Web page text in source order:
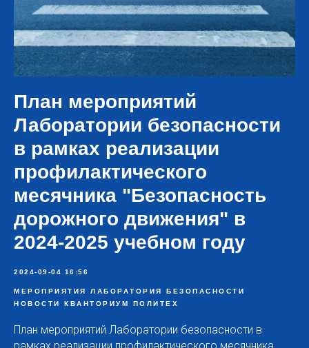
План мероприятий
Лаборатории безопасности
в рамках реализации
профилактического
месячника "Безопасность
дорожного движения" в
2024-2025 учебном году
2024-09-04 16:56
МЕРОПРИЯТИЯ ЛАБОРАТОРИЯ БЕЗОПАСНОСТИ
НОВОСТИ КВАНТОРИУМ ПОЛИТЕХ
План мероприятий Лаборатории безопасности в